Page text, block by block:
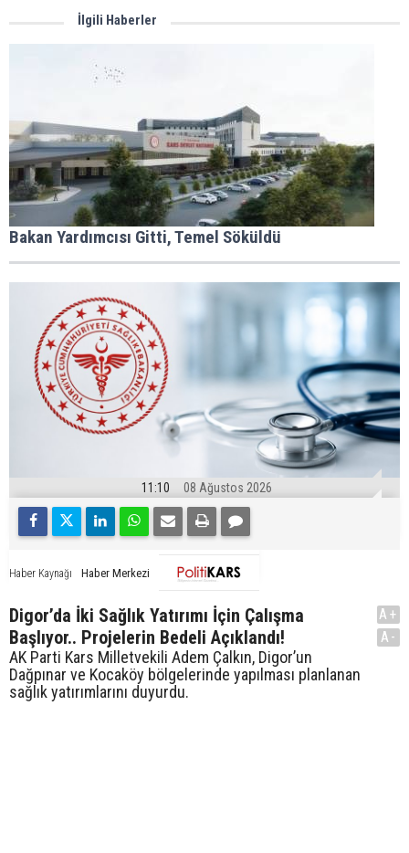
İlgili Haberler
Bakan Yardımcısı Gitti, Temel Söküldü
11:10 08 Ağustos 2026
Haber Kaynağı Haber Merkezi
Digor’da İki Sağlık Yatırımı İçin Çalışma
Başlıyor.. Projelerin Bedeli Açıklandı!
AK Parti Kars Milletvekili Adem Çalkın, Digor’un
Dağpınar ve Kocaköy bölgelerinde yapılması planlanan
sağlık yatırımlarını duyurdu.
A+
A-